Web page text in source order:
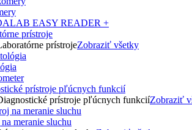
prístroje
prístrojeZobraziť všetky
prístroje pľúcnych funkcií
prístroje pľúcnych funkciíZobraziť
meranie sluchu